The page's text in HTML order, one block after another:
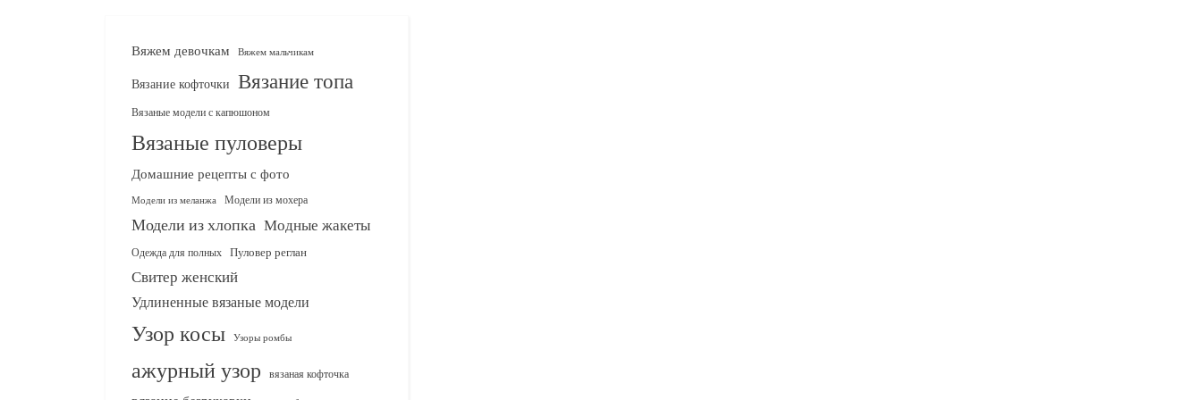
Вяжем девочкам Вяжем мальчикам
Вязание кофточки Вязание топа
Вязаные модели с капюшоном
Вязаные пуловеры
Домашние рецепты с фото
Модели из меланжа Модели из мохера
Модели из хлопка Модные жакеты
Одежда для полных Пуловер реглан
Свитер женский
Удлиненные вязаные модели
Узор косы Узоры ромбы
ажурный узор вязаная кофточка